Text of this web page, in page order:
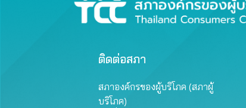
ติดต่อสภา
สภาองค์กรของผู้บริโภค (สภาผู้
บริโภค)